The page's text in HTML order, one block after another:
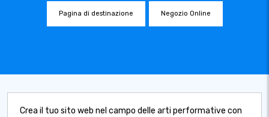
Pagina di destinazione Negozio Online
Crea il tuo sito web nel campo delle arti performative con